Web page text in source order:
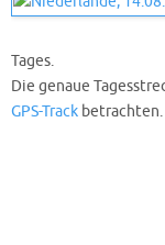
Tages.
Die genaue
GPS-Track betrachten.